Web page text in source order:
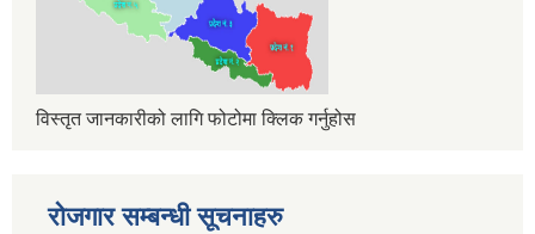
विस्तृत जानकारीको लागि फोटोमा क्लिक गर्नुहोस
रोजगार सम्बन्धी सूचनाहरु